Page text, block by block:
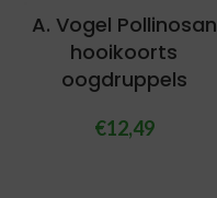
A. Vogel Pollinosan
hooikoorts
oogdruppels
€12,49